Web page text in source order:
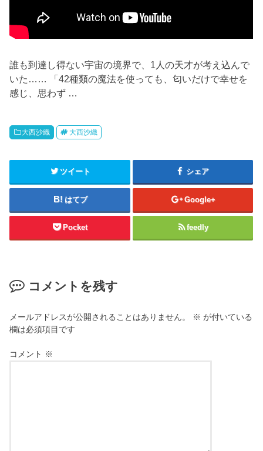
誰も到達し得ない宇宙の境界で、1人の天才が考え込んで
いた…… 「42種類の魔法を使っても、匂いだけで幸せを
感じ、思わず …
大西沙織 大西沙織
ツイート シェア
はてブ Google+
Pocket feedly
コメントを残す
メールアドレスが公開されることはありません。 ※ が付いている
欄は必須項目です
コメント ※